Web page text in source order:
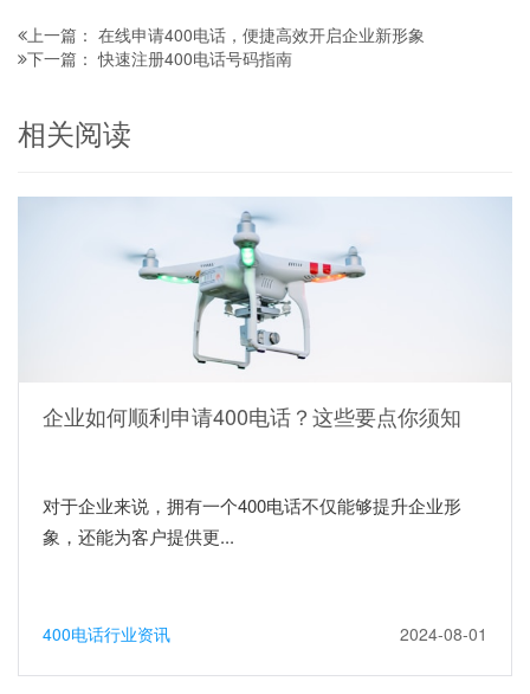
上一篇： 在线申请400电话，便捷高效开启企业新形象
下一篇： 快速注册400电话号码指南
相关阅读
企业如何顺利申请400电话？这些要点你须知
对于企业来说，拥有一个400电话不仅能够提升企业形
象，还能为客户提供更...
400电话行业资讯 2024-08-01